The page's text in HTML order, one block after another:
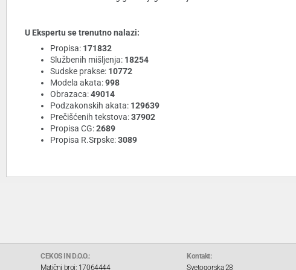
U Ekspertu se trenutno nalazi:
Propisa: 171832
Službenih mišljenja: 18254
Sudske prakse: 10772
Modela akata:998
Obrazaca:49014
Podzakonskih akata: 129639
Prečišćenih tekstova:37902
Propisa CG:2689
Propisa R.Srpske:3089
CEKOS IN D.O.O.:
Matični broj: 17064444
Kontakt:
Svetogorska 28